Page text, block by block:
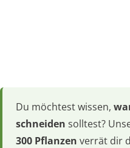
Du möchtest wissen,
schneiden solltest?
300 Pflanzen verrät dir